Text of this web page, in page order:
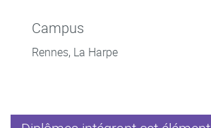
Campus
Rennes, La Harpe